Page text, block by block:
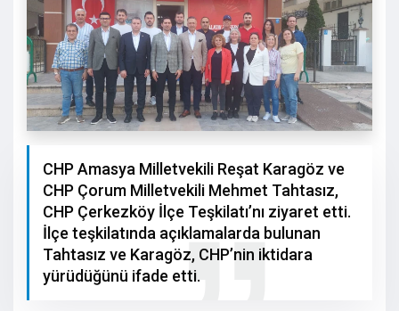
CHP Amasya Milletvekili Reşat Karagöz ve
CHP Çorum Milletvekili Mehmet Tahtasız,
CHP Çerkezköy İlçe Teşkilatı’nı ziyaret etti.
İlçe teşkilatında açıklamalarda bulunan
Tahtasız ve Karagöz, CHP’nin iktidara
yürüdüğünü ifade etti.